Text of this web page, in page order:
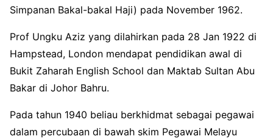
Simpanan Bakal-bakal Haji) pada November 1962.
Prof Ungku Aziz yang dilahirkan pada 28 Jan 1922 di
Hampstead, London mendapat pendidikan awal di
Bukit Zaharah English School dan Maktab Sultan Abu
Bakar di Johor Bahru.
Pada tahun 1940 beliau berkhidmat sebagai pegawai
dalam percubaan di bawah skim Pegawai Melayu